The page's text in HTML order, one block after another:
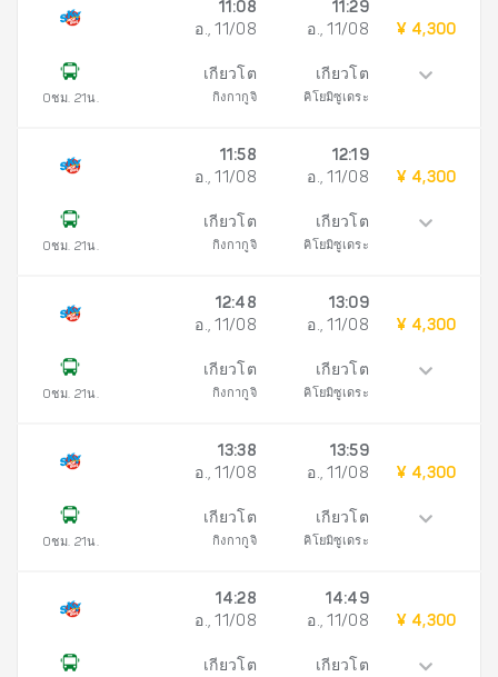
0ชม. 21น.
11:08
อ., 11/08
เกียวโต
กิงกากูจิ
11:29
อ., 11/08
เกียวโต
คิโยมิซูเดระ
¥ 4,300
0ชม. 21น.
11:58
อ., 11/08
เกียวโต
กิงกากูจิ
12:19
อ., 11/08
เกียวโต
คิโยมิซูเดระ
¥ 4,300
0ชม. 21น.
12:48
อ., 11/08
เกียวโต
กิงกากูจิ
13:09
อ., 11/08
เกียวโต
คิโยมิซูเดระ
¥ 4,300
0ชม. 21น.
13:38
อ., 11/08
เกียวโต
กิงกากูจิ
13:59
อ., 11/08
เกียวโต
คิโยมิซูเดระ
¥ 4,300
14:28
อ., 11/08
เกียวโต
14:49
อ., 11/08
เกียวโต
¥ 4,300